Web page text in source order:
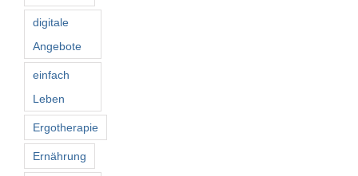
digitale
Angebote
einfach
Leben
Ergotherapie
Ernährung